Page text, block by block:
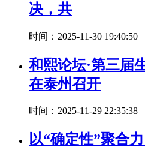
决，共
时间：2025-11-30 19:40:50
和熙论坛·第三届
在泰州召开
时间：2025-11-29 22:35:38
以“确定性”聚合